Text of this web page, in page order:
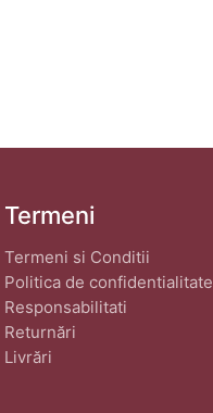
Termeni
Termeni si Conditii
Politica de confidentialitate
Responsabilitati
Returnări
Livrări